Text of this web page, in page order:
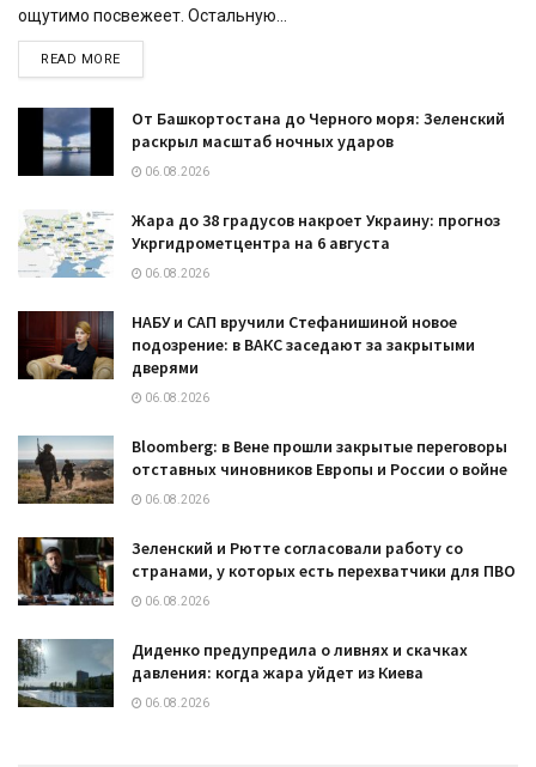
ощутимо посвежеет. Остальную...
READ MOREDETAILS
От Башкортостана до Черного моря: Зеленский
раскрыл масштаб ночных ударов
06.08.2026
Жара до 38 градусов накроет Украину: прогноз
Укргидрометцентра на 6 августа
06.08.2026
НАБУ и САП вручили Стефанишиной новое
подозрение: в ВАКС заседают за закрытыми
дверями
06.08.2026
Bloomberg: в Вене прошли закрытые переговоры
отставных чиновников Европы и России о войне
06.08.2026
Зеленский и Рютте согласовали работу со
странами, у которых есть перехватчики для ПВО
06.08.2026
Диденко предупредила о ливнях и скачках
давления: когда жара уйдет из Киева
06.08.2026